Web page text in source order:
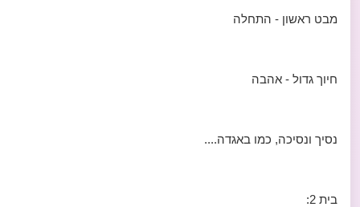
מבט ראשון - התחלה
חיוך גדול - אהבה
נסיך ונסיכה, כמו באגדה....
בית 2: